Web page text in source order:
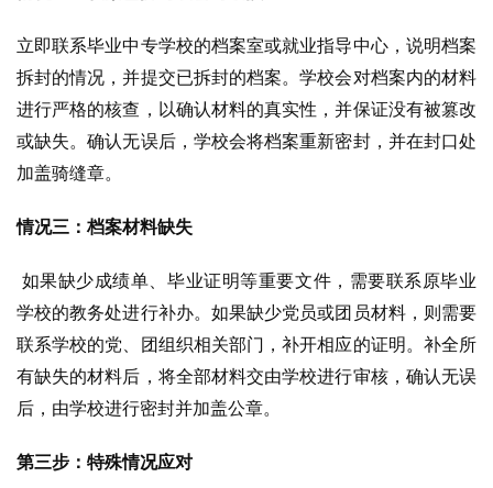
立即联系毕业中专学校的档案室或就业指导中心，说明档案
拆封的情况，并提交已拆封的档案。学校会对档案内的材料
进行严格的核查，以确认材料的真实性，并保证没有被篡改
或缺失。确认无误后，学校会将档案重新密封，并在封口处
加盖骑缝章。
情况三：档案材料缺失
如果缺少成绩单、毕业证明等重要文件，需要联系原毕业
学校的教务处进行补办。如果缺少党员或团员材料，则需要
联系学校的党、团组织相关部门，补开相应的证明。补全所
有缺失的材料后，将全部材料交由学校进行审核，确认无误
后，由学校进行密封并加盖公章。
第三步：特殊情况应对